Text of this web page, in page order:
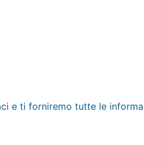
e ti forniremo tutte le